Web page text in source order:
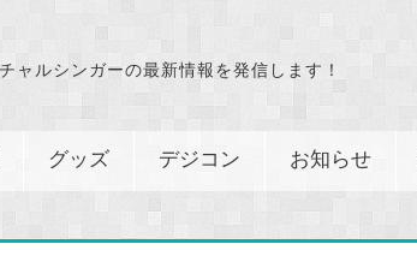
ャルシンガーの最新情報を発信します！
グッズ デジコン お知らせ